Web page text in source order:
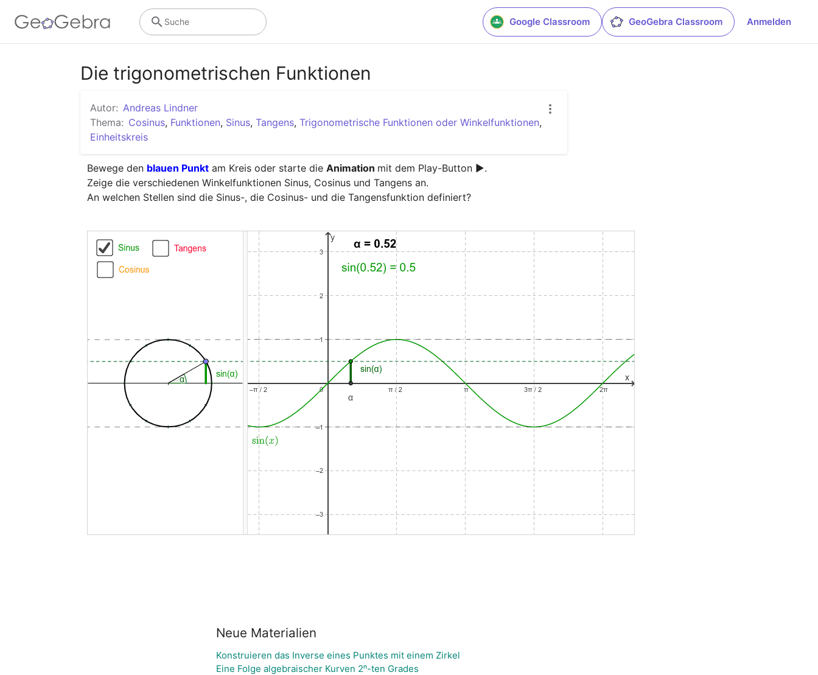
Google Classroom GeoGebra Classroom Anmelden
Suche
Die trigonometrischen Funktionen
Autor: Andreas Lindner
Thema: Cosinus, Funktionen, Sinus, Tangens, Trigonometrische Funktionen oder Winkelfunktionen,
Einheitskreis
Bewege den blauen Punkt am Kreis oder starte die Animation mit dem Play-Button ▶.
Zeige die verschiedenen Winkelfunktionen Sinus, Cosinus und Tangens an.
An welchen Stellen sind die Sinus-, die Cosinus- und die Tangensfunktion definiert?
Neue Materialien
Konstruieren das Inverse eines Punktes mit einem Zirkel
Eine Folge algebraischer Kurven 2ⁿ-ten Grades